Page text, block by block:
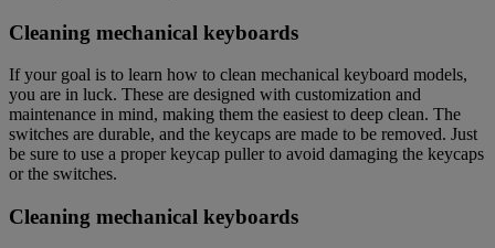
Cleaning mechanical keyboards
If your goal is to learn how to clean mechanical keyboard models,
you are in luck. These are designed with customization and
maintenance in mind, making them the easiest to deep clean. The
switches are durable, and the keycaps are made to be removed. Just
be sure to use a proper keycap puller to avoid damaging the keycaps
or the switches.
Cleaning mechanical keyboards